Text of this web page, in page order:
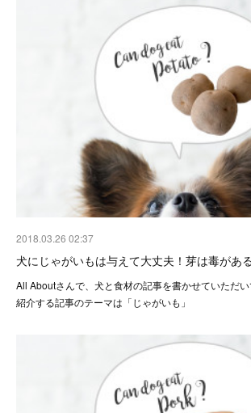
2018.03.26 02:37
犬にじゃがいもは与えて大丈夫！芽は毒があ
All Aboutさんで、犬と食材の記事を書かせていただ
紹介する記事のテーマは「じゃがいも」